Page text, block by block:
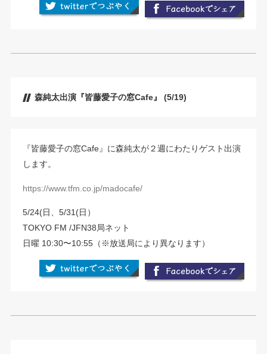
森純太出演『皆藤愛子の窓Cafe』 (5/19)
『皆藤愛子の窓Cafe』に森純太が２週にわたりゲスト出演
します。
https://www.tfm.co.jp/madocafe/
5/24(日、5/31(日）
TOKYO FM /JFN38局ネット
日曜 10:30〜10:55（※放送局により異なります）